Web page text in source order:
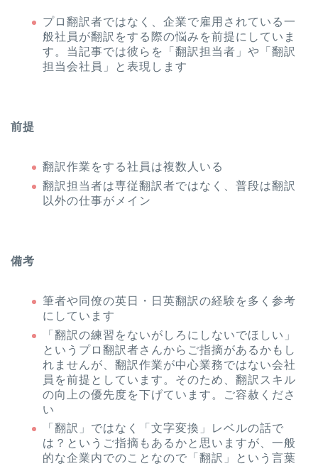
プロ翻訳者ではなく、企業で雇用されている一
般社員が翻訳をする際の悩みを前提にしていま
す。当記事では彼らを「翻訳担当者」や「翻訳
担当会社員」と表現します
前提
翻訳作業をする社員は複数人いる
翻訳担当者は専従翻訳者ではなく、普段は翻訳
以外の仕事がメイン
備考
筆者や同僚の英日・日英翻訳の経験を多く参考
にしています
「翻訳の練習をないがしろにしないでほしい」
というプロ翻訳者さんからご指摘があるかもし
れませんが、翻訳作業が中心業務ではない会社
員を前提としています。そのため、翻訳スキル
の向上の優先度を下げています。ご容赦くださ
い
「翻訳」ではなく「文字変換」レベルの話で
は？というご指摘もあるかと思いますが、一般
的な企業内でのことなので「翻訳」という言葉